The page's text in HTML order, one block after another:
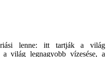
lenne: itt tartják a világ
világ legnagyobb vízesése, a